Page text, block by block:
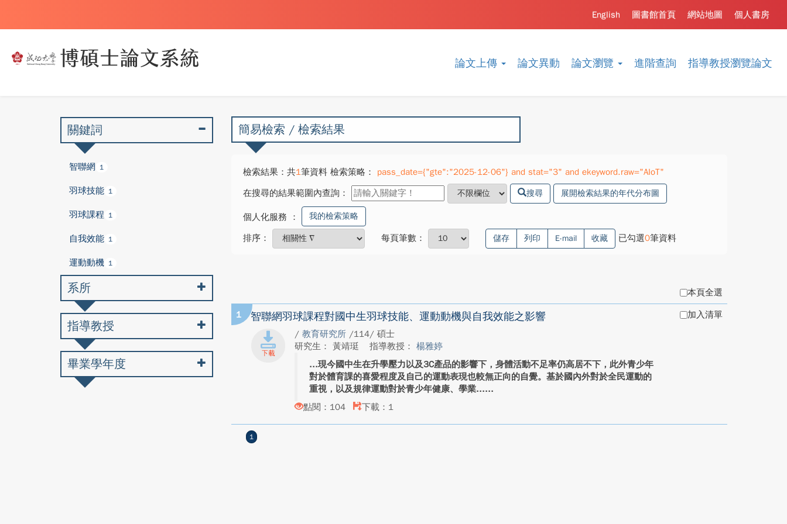
論文上傳 論文異動 論文瀏覽 進階查詢 指導教授瀏覽論文
個人書房
網站地圖
圖書館首頁
English
簡易檢索 / 檢索結果
檢索結果：共1筆資料 檢索策略：
pass_date={"gte":"2025-12-06"} and stat="3" and ekeyword.raw="AIoT"
在搜尋的結果範圍內查詢：
搜尋 展開檢索結果的年代分布圖
個人化服務 ： 我的檢索策略
排序： 每頁筆數： 儲存 列印 E-mail 收藏 已勾選0筆資料
本頁全選
1 智聯網羽球課程對國中生羽球技能、運動動機與自我效能之影響
/ 教育研究所 /114/ 碩士
研究生： 黃靖珽
指導教授： 楊雅婷
現今國中生在升學壓力以及3C產品的影響下，身體活動不足率仍高居不下，此外青少年
對於體育課的喜愛程度及自己的運動表現也較無正向的自覺。基於國內外對於全民運動的
重視，以及規律運動對於青少年健康、學業...
點閱：104
下載：1
加入清單
1
關鍵詞
智聯網 1
羽球技能 1
羽球課程 1
自我效能 1
運動動機 1
系所
指導教授
畢業學年度